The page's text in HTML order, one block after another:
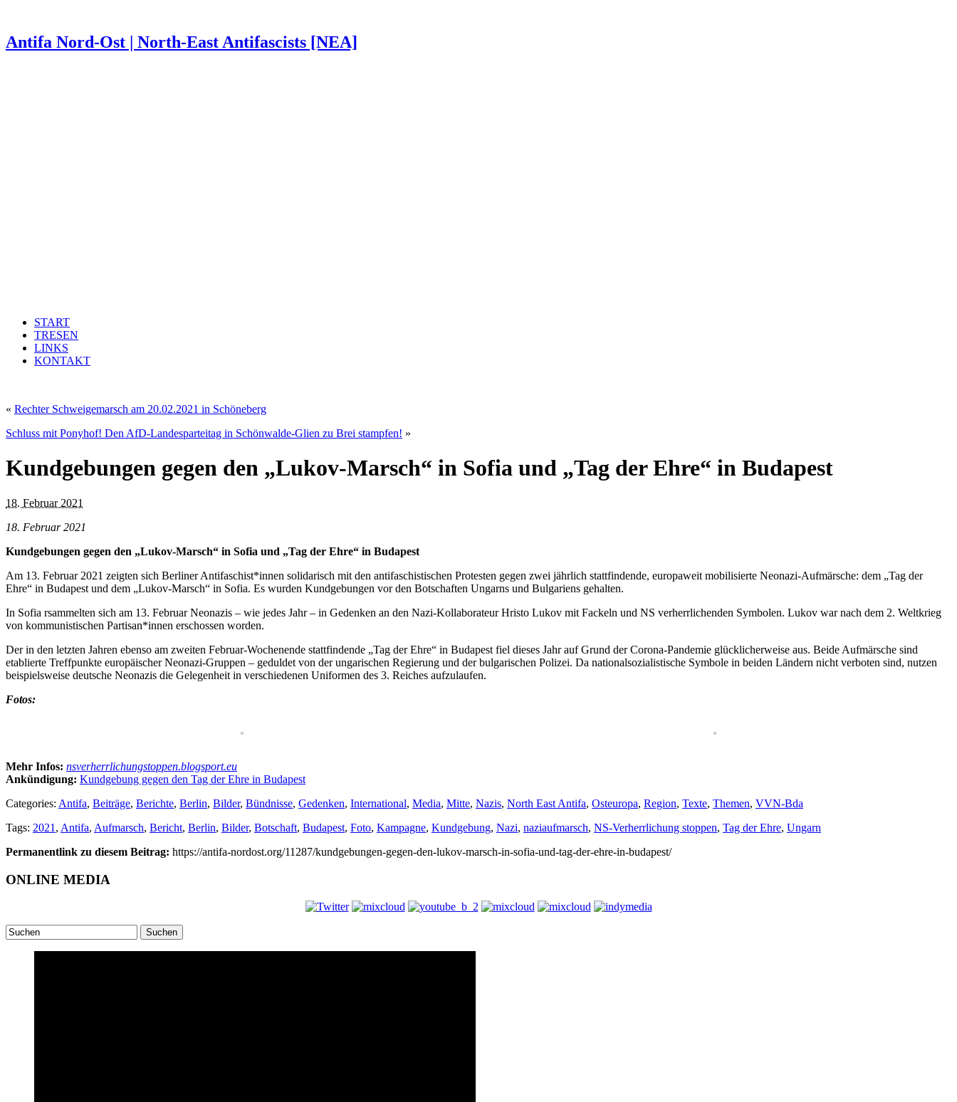
Antifa Nord-Ost | North-East Antifascists [NEA]
START
TRESEN
LINKS
KONTAKT
« Rechter Schweigemarsch am 20.02.2021 in Schöneberg
Schluss mit Ponyhof! Den AfD-Landesparteitag in Schönwalde-Glien zu Brei stampfen! »
Kundgebungen gegen den „Lukov-Marsch“ in Sofia und „Tag der Ehre“ in Budapest
18. Februar 2021
18. Februar 2021
Kundgebungen gegen den „Lukov-Marsch“ in Sofia und „Tag der Ehre“ in Budapest
Am 13. Februar 2021 zeigten sich Berliner Antifaschist*innen solidarisch mit den antifaschistischen Protesten gegen zwei jährlich stattfindende, europaweit mobilisierte Neonazi-Aufmärsche: dem „Tag der
Ehre“ in Budapest und dem „Lukov-Marsch“ in Sofia. Es wurden Kundgebungen vor den Botschaften Ungarns und Bulgariens gehalten.
In Sofia rsammelten sich am 13. Februar Neonazis – wie jedes Jahr – in Gedenken an den Nazi-Kollaborateur Hristo Lukov mit Fackeln und NS verherrlichenden Symbolen. Lukov war nach dem 2. Weltkrieg
von kommunistischen Partisan*innen erschossen worden.
Der in den letzten Jahren ebenso am zweiten Februar-Wochenende stattfindende „Tag der Ehre“ in Budapest fiel dieses Jahr auf Grund der Corona-Pandemie glücklicherweise aus. Beide Aufmärsche sind
etablierte Treffpunkte europäischer Neonazi-Gruppen – geduldet von der ungarischen Regierung und der bulgarischen Polizei. Da nationalsozialistische Symbole in beiden Ländern nicht verboten sind, nutzen
beispielsweise deutsche Neonazis die Gelegenheit in verschiedenen Uniformen des 3. Reiches aufzulaufen.
Fotos:
Mehr Infos: nsverherrlichungstoppen.blogsport.eu
Ankündigung: Kundgebung gegen den Tag der Ehre in Budapest
Categories: Antifa, Beiträge, Berichte, Berlin, Bilder, Bündnisse, Gedenken, International, Media, Mitte, Nazis, North East Antifa, Osteuropa, Region, Texte, Themen, VVN-Bda
Tags: 2021 , Antifa, Aufmarsch, Bericht, Berlin, Bilder, Botschaft, Budapest, Foto, Kampagne, Kundgebung, Nazi, naziaufmarsch, NS-Verherrlichung stoppen, Tag der Ehre, Ungarn
Permanentlink zu diesem Beitrag: https://antifa-nordost.org/11287/kundgebungen-gegen-den-lukov-marsch-in-sofia-und-tag-der-ehre-in-budapest/
ONLINE MEDIA
Suchen